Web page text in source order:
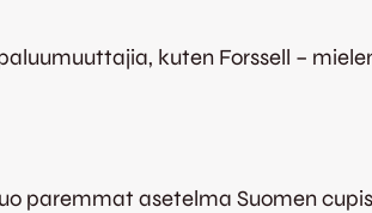
kuten Forssell –
paremmat asetelma Suomen